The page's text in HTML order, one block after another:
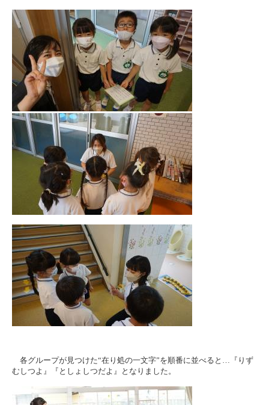
各グループが見つけた“在り処の一文字”を順番に並べると…『りず
むしつよ』『としょしつだよ』となりました。